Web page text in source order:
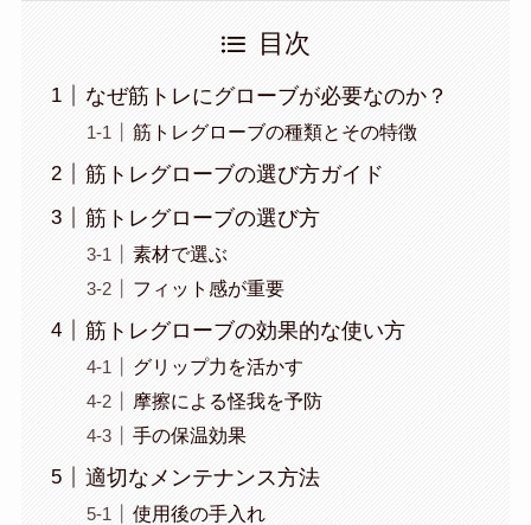
目次
なぜ筋トレにグローブが必要なのか？
筋トレグローブの種類とその特徴
筋トレグローブの選び方ガイド
筋トレグローブの選び方
素材で選ぶ
フィット感が重要
筋トレグローブの効果的な使い方
グリップ力を活かす
摩擦による怪我を予防
手の保温効果
適切なメンテナンス方法
使用後の手入れ